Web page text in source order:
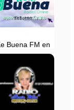
Buena FM en
vivo - Lima